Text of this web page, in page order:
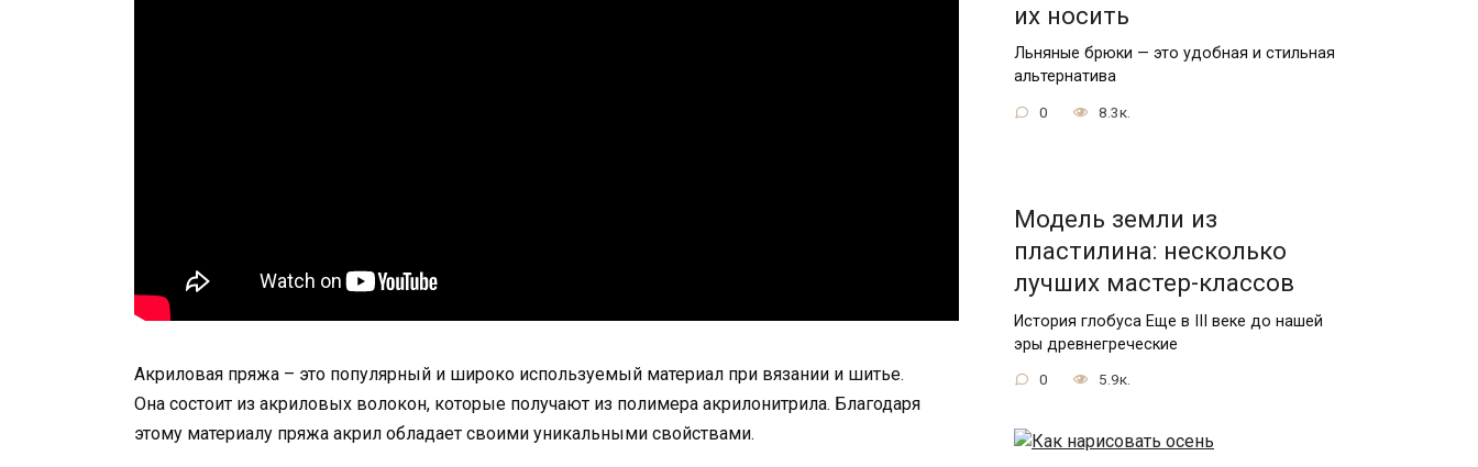
Акриловая пряжа – это популярный и широко используемый материал при вязании и шитье.
Она состоит из акриловых волокон, которые получают из полимера акрилонитрила. Благодаря
этому материалу пряжа акрил обладает своими уникальными свойствами.
их носить
Льняные брюки — это удобная и стильная
альтернатива
0 8.3к.
Модель земли из
пластилина: несколько
лучших мастер-классов
История глобуса Еще в III веке до нашей
эры древнегреческие
0 5.9к.